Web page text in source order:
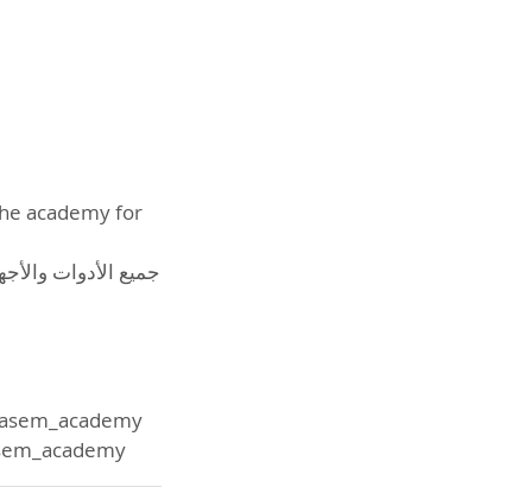
academy for
جميع الأدوات
يمكنكم الإطلاع على أعمال طلابنا القدامى عبر صفحتنا على الانستغرام @moutasem_academy